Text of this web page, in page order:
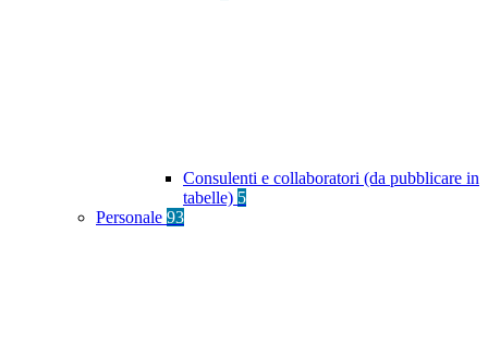
Consulenti e collaboratori (da pubblicare in
tabelle) 5
Personale 93